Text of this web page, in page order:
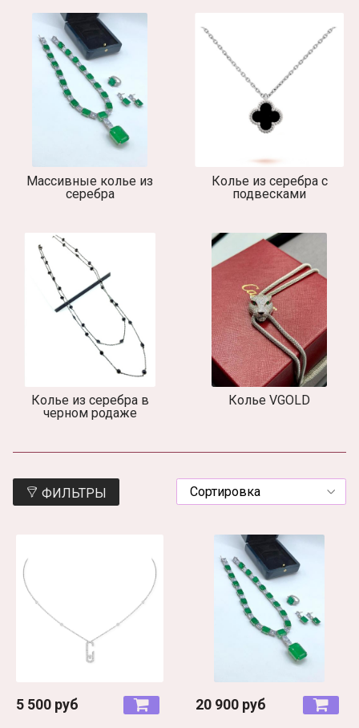
Массивные колье из
серебра
Колье из серебра с
подвесками
Колье из серебра в
черном родаже
Колье VGOLD
ФИЛЬТРЫ
5 500 руб 20 900 руб